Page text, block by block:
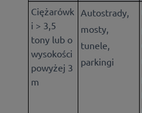
Ciężarówk
i > 3,5
tony lub o
wysokości
powyżej 3
m
Autostrady,
mosty,
tunele,
parkingi